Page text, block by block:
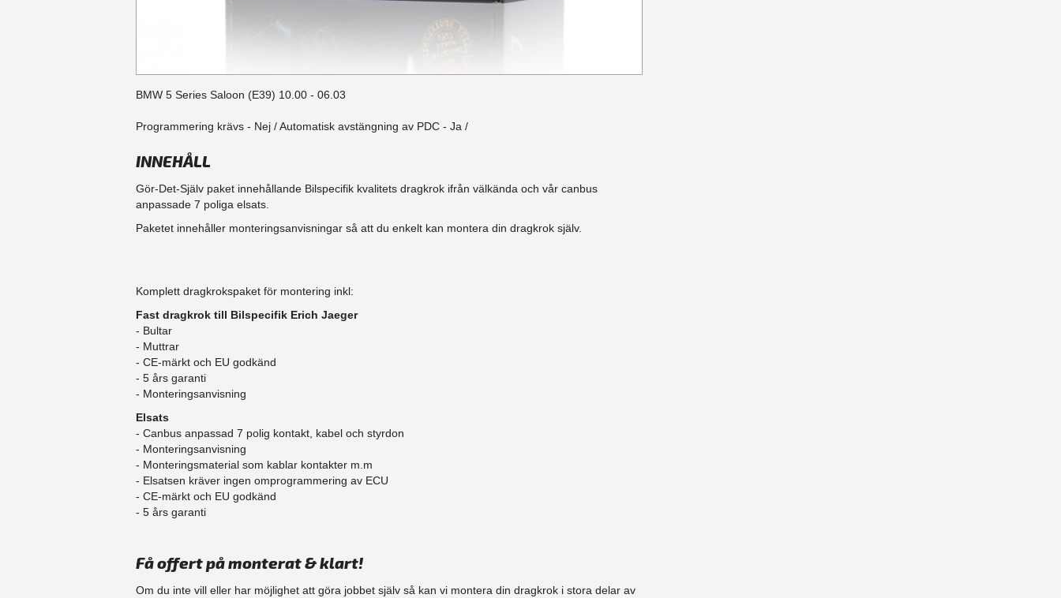
BMW 5 Series Saloon (E39) 10.00 - 06.03
Programmering krävs - Nej / Automatisk avstängning av PDC - Ja /
INNEHÅLL
Gör-Det-Själv paket innehållande Bilspecifik kvalitets dragkrok ifrån välkända och vår canbus
anpassade 7 poliga elsats.
Paketet innehåller monteringsanvisningar så att du enkelt kan montera din dragkrok själv.
Komplett dragkrokspaket för montering inkl:
Fast dragkrok till Bilspecifik Erich Jaeger
- Bultar
- Muttrar
- CE-märkt och EU godkänd
​- 5 års garanti
- Monteringsanvisning
Elsats
- Canbus anpassad 7 polig kontakt, kabel och styrdon
- Monteringsanvisning
- Monteringsmaterial som kablar kontakter m.m
- Elsatsen kräver ingen omprogrammering av ECU
- CE-märkt och EU godkänd
​- 5 års garanti
Få offert på monterat & klart!
Om du inte vill eller har möjlighet att göra jobbet själv så kan vi montera din dragkrok i stora delar av